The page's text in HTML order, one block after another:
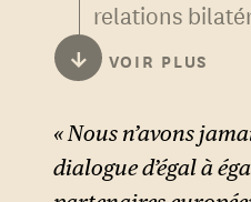
relations
grands pays
occidentale
et préservées
plus difficiles
instances
↓ VOIR PLUS
« Nous n’avons
dialogue d’égal à